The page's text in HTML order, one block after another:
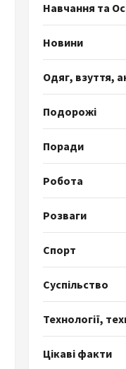
Навчання та
Новини
Одяг, взуття,
Подорожі
Поради
Робота
Розваги
Спорт
Суспільство
Технології,
Цікаві факти